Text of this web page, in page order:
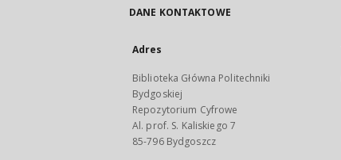
DANE KONTAKTOWE
Adres
Biblioteka Główna Politechniki
Bydgoskiej
Repozytorium Cyfrowe
Al. prof. S. Kaliskiego 7
85-796 Bydgoszcz